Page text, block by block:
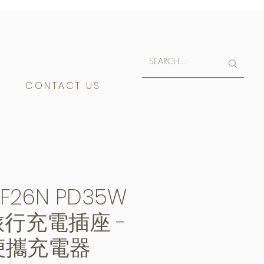
PD35W
行充電插座 -
充電器
CONTACT US